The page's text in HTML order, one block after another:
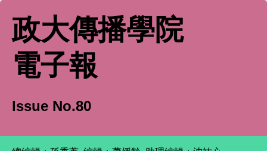
政大傳播學院
電子報
Issue No.80